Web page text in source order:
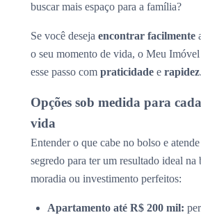
buscar mais espaço para a família?
Se você deseja encontrar facilmente
o seu momento de vida, o Meu
esse passo com praticidade e rapidez.
Opções sob medida para
vida
Entender o que cabe no bolso e
segredo para ter um resultado ideal na
moradia ou investimento perfeitos:
Apartamento até R$ 200 mil: